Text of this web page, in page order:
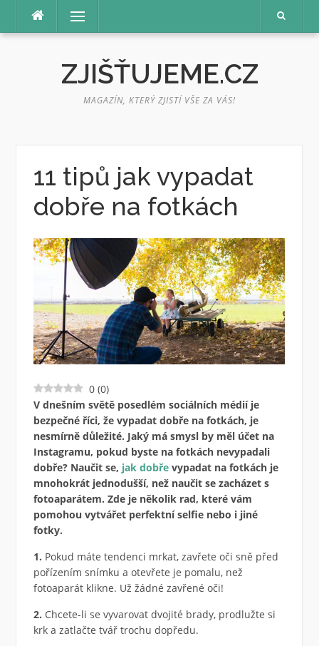
Přeskočit
obsah
Menu
ZJIŠŤUJEME.CZ
MAGAZÍN, KTERÝ ZJISTÍ VŠE ZA VÁS!
11 tipů jak vypadat
dobře na fotkách
0 (0)
V dnešním světě posedlém sociálních médií je
bezpečné říci, že vypadat dobře na fotkách, je
nesmírně důležité. Jaký má smysl by měl účet na
Instagramu, pokud byste na fotkách nevypadali
dobře? Naučit se, jak dobřevypadat na fotkách je
mnohokrát jednodušší, než naučit se zacházet s
fotoaparátem. Zde je několik rad, které vám
pomohou vytvářet perfektní selfie nebo i jiné
fotky.
1. Pokud máte tendenci mrkat, zavřete oči sně před
pořízením snímku a otevřete je pomalu, než
fotoaparát klikne. Už žádné zavřené oči!
2. Chcete-li se vyvarovat dvojité brady, prodlužte si
krk a zatlačte tvář trochu dopředu.